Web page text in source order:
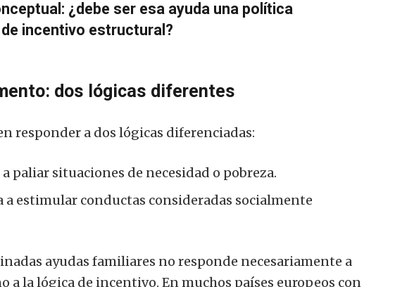
¿debe ser esa ayuda una política
incentivo estructural?
dos lógicas diferentes
responder a dos lógicas diferenciadas:
paliar situaciones de necesidad o pobreza.
a estimular conductas consideradas socialmente
ayudas familiares no responde necesariamente a
la lógica de incentivo. En muchos países europeos con